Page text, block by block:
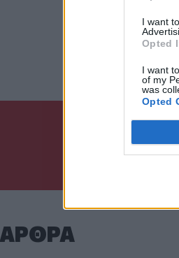
I want
Opted
I want
of my
was
Opted
Γίνε ο
ΣΤΕΊΛΕ